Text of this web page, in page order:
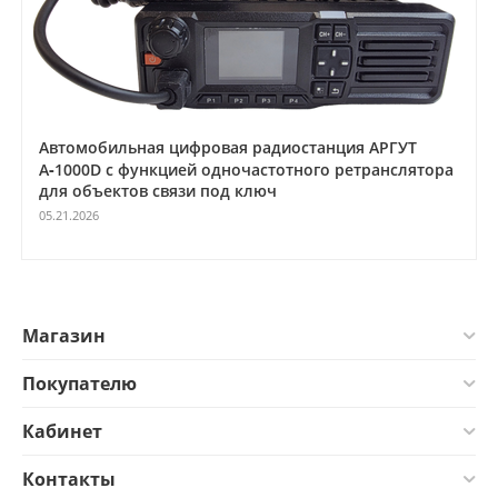
Автомобильная цифровая радиостанция АРГУТ
А‑1000D с функцией одночастотного ретранслятора
для объектов связи под ключ
05.21.2026
Магазин
Покупателю
Кабинет
Контакты